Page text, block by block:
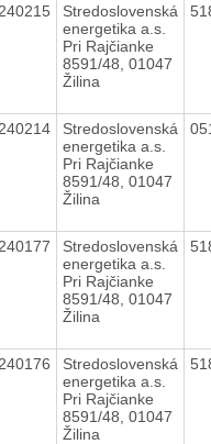
Stredoslovenská
energetika a.s.
Pri Rajčianke
8591/48, 01047
Žilina
Stredoslovenská
energetika a.s.
Pri Rajčianke
8591/48, 01047
Žilina
Stredoslovenská
energetika a.s.
Pri Rajčianke
8591/48, 01047
Žilina
Stredoslovenská
energetika a.s.
Pri Rajčianke
8591/48, 01047
Žilina